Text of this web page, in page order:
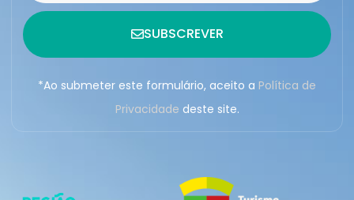
SUBSCREVER
*Ao submeter este formulário, aceito a Política de
Privacidade deste site.